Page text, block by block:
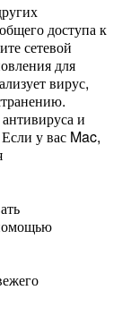
доступа к
сетевой
для
вирус,
и
у вас Mac,